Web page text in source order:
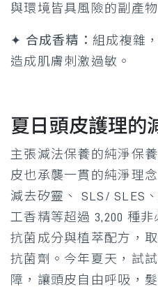
與環境皆具風險的副產物
✦ 合成香精： 組成複雜
造成肌膚刺激過敏。
夏日頭皮護理的
主張減法保養的純淨保
皮也承襲一貫的純淨理
減去矽靈、 SLS/ SLES
工香精等超過 3,200 種
抗菌成分與植萃配方，
抗菌劑。今年夏天，試
障，讓頭皮自由呼吸，